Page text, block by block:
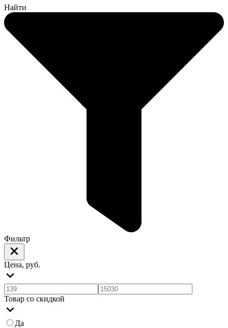
Найти
Фильтр
Цена, руб.
Товар со скидкой
Да